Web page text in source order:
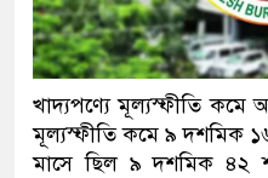
খাদ্যপণ্যে মূল্যস্ফীতি কমে
মূল্যস্ফীতি কমে ৯ দশমিক
মাসে ছিল ৯ দশমিক ৪২